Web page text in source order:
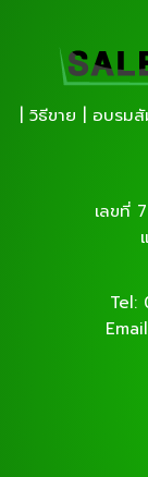
| วิธีขาย | อบรม
เลขที่
Tel: